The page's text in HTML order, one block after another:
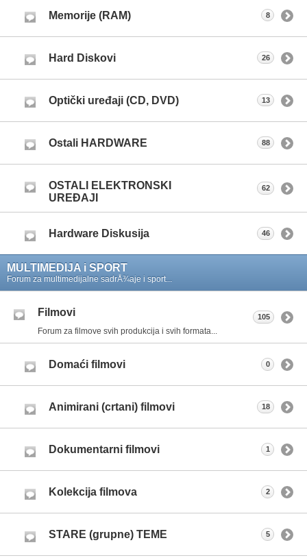
Memorije (RAM) 8
Hard Diskovi 26
Optički uređaji (CD, DVD) 13
Ostali HARDWARE 88
OSTALI ELEKTRONSKI
UREĐAJI
62
Hardware Diskusija 46
MULTIMEDIJA i SPORT
Forum za multimedijalne sadrÅ¾aje i sport...
Filmovi
Forum za filmove svih produkcija i svih formata...
105
Domaći filmovi 0
Animirani (crtani) filmovi 18
Dokumentarni filmovi 1
Kolekcija filmova 2
STARE (grupne) TEME 5